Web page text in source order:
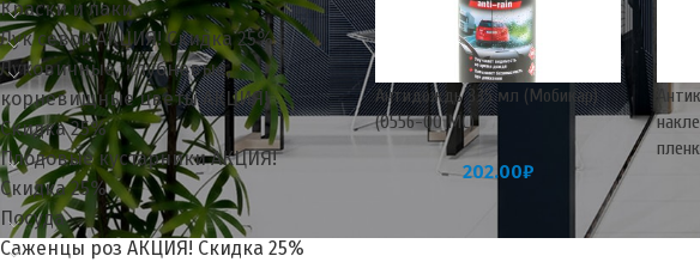
Краски и лаки
Лук севок АКЦИЯ! Скидка 25%
Луковичные, клубневые,
корневищные цветы АКЦИЯ!
Скидка 25%
Плодовые кустарники АКЦИЯ!
Скидка 25%
Посуда
Саженцы роз АКЦИЯ! Скидка 25%
Антидождь 335 мл (Мобикар)
(0556-00 МС)
202.00₽